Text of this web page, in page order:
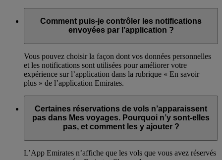
Comment puis-je contrôler les notifications
envoyées par l’application ?
Vous pouvez choisir la façon dont vos données personnelles
et les notifications sont utilisées pour améliorer votre
expérience sur l’application dans la rubrique « En savoir
plus » de l’application Emirates.
Certaines réservations de vols n’apparaissent
pas dans Mes voyages. Pourquoi n’y sont-elles
pas, et comment les y ajouter ?
L’App Emirates n’affiche que les vols que vous avez réservés